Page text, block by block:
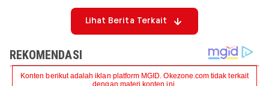
Lihat Berita Terkait